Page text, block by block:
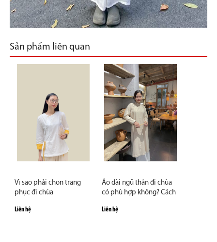
Sản phẩm liên quan
Vì sao phải chon trang
phục đi chùa
Liên hệ
Áo dài ngũ thân đi chùa
có phù hợp không? Cách
Liên hệ